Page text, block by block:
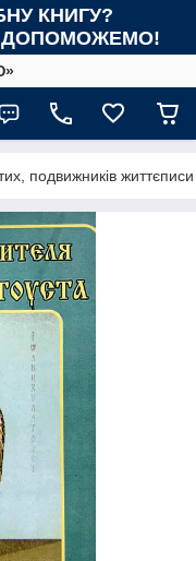
КНИГУ?
ДОПОМОЖЕМО!
подвижників життєписи